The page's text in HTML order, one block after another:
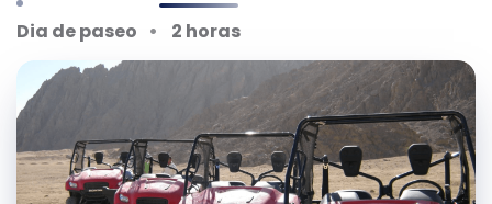
Dia de paseo 2 horas